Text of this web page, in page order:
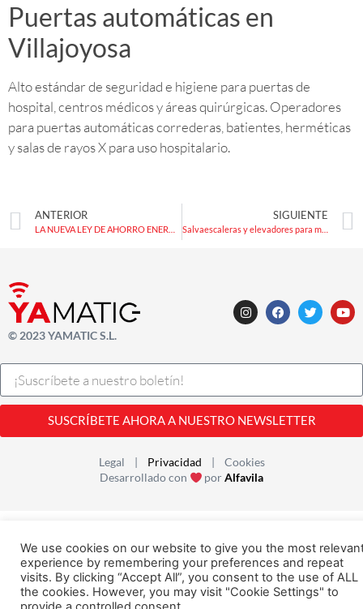
Puertas automáticas en
Villajoyosa
Alto estándar de seguridad e higiene para puertas de
hospital, centros médicos y áreas quirúrgicas. Operadores
para puertas automáticas correderas, batientes, herméticas
y salas de rayos X para uso hospitalario.
ANTERIOR SIGUIENTE
Salvaescaleras y elevadores para minusválidos en Villajoyosa
© 2023 YAMATIC S.L.
SUSCRÍBETE AHORA A NUESTRO NEWSLETTER
Legal | Privacidad | Cookies
Desarrollado con
porAlfavila
We use cookies on our website to give you the most
experience by remembering your preferences and repeat
visits. By clicking “Accept All”, you consent to the use of ALL
the cookies. However, you may visit "Cookie Settings" to